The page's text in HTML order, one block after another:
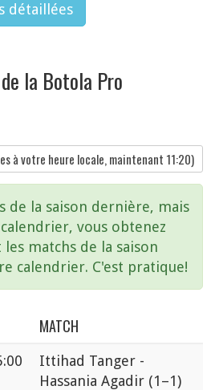
détaillées
la Botola Pro
à votre heure locale, maintenant 11:20)
de la saison dernière, mais
vous obtenez
matchs de la saison
calendrier. C'est pratique!
MATCH
Ittihad Tanger -
Hassania Agadir (1–1)